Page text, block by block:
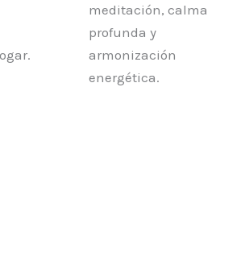
meditación, calma
profunda y
armonización
energética.